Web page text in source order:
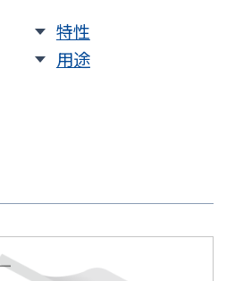
特性
用途